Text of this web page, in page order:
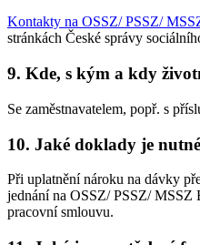
Kontakty na OSSZ/ PSSZ/
stránkách České správy
9. Kde, s kým a kdy
Se zaměstnavatelem, popř. s
10. Jaké doklady je
Při uplatnění nároku na dávky
jednání na OSSZ/ PSSZ/ MSSZ
pracovní smlouvu.